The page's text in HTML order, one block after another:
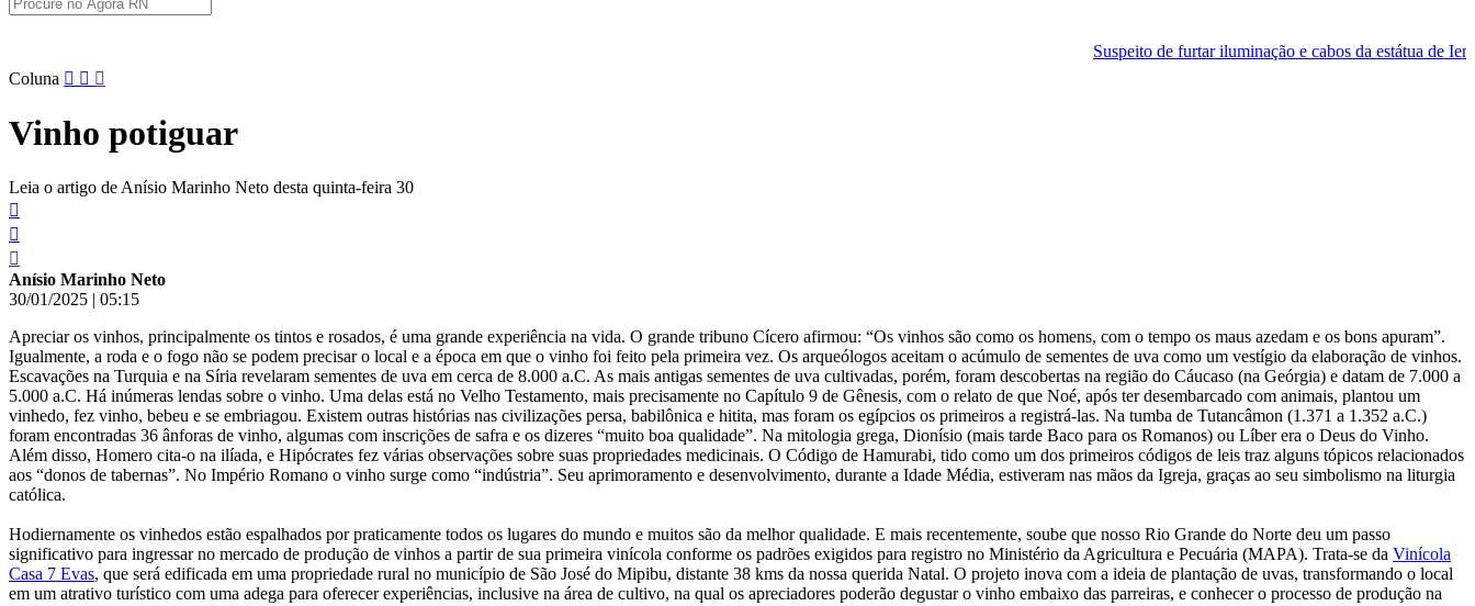
Suspeito de furtar iluminação e cabos da estátua de Iemanjá é preso em
Pular
conteúdo
Coluna
Vinho potiguar
Leia o artigo de Anísio Marinho Neto desta quinta-feira 30
Anísio Marinho Neto
30/01/2025 | 05:15
Apreciar os vinhos, principalmente os tintos e rosados, é uma grande experiência na vida. O grande tribuno Cícero afirmou: “Os vinhos são como os homens, com o tempo os maus azedam e os bons apuram”.
Igualmente, a roda e o fogo não se podem precisar o local e a época em que o vinho foi feito pela primeira vez. Os arqueólogos aceitam o acúmulo de sementes de uva como um vestígio da elaboração de vinhos.
Escavações na Turquia e na Síria revelaram sementes de uva em cerca de 8.000 a.C. As mais antigas sementes de uva cultivadas, porém, foram descobertas na região do Cáucaso (na Geórgia) e datam de 7.000 a
5.000 a.C. Há inúmeras lendas sobre o vinho. Uma delas está no Velho Testamento, mais precisamente no Capítulo 9 de Gênesis, com o relato de que Noé, após ter desembarcado com animais, plantou um
vinhedo, fez vinho, bebeu e se embriagou. Existem outras histórias nas civilizações persa, babilônica e hitita, mas foram os egípcios os primeiros a registrá-las. Na tumba de Tutancâmon (1.371 a 1.352 a.C.)
foram encontradas 36 ânforas de vinho, algumas com inscrições de safra e os dizeres “muito boa qualidade”. Na mitologia grega, Dionísio (mais tarde Baco para os Romanos) ou Líber era o Deus do Vinho.
Além disso, Homero cita-o na ilíada, e Hipócrates fez várias observações sobre suas propriedades medicinais. O Código de Hamurabi, tido como um dos primeiros códigos de leis traz alguns tópicos relacionados
aos “donos de tabernas”. No Império Romano o vinho surge como “indústria”. Seu aprimoramento e desenvolvimento, durante a Idade Média, estiveram nas mãos da Igreja, graças ao seu simbolismo na liturgia
católica.
Hodiernamente os vinhedos estão espalhados por praticamente todos os lugares do mundo e muitos são da melhor qualidade. E mais recentemente, soube que nosso Rio Grande do Norte deu um passo
significativo para ingressar no mercado de produção de vinhos a partir de sua primeira vinícola conforme os padrões exigidos para registro no Ministério da Agricultura e Pecuária (MAPA). Trata-se da Vinícola
Casa 7 Evas, que será edificada em uma propriedade rural no município de São José do Mipibu, distante 38 kms da nossa querida Natal. O projeto inova com a ideia de plantação de uvas, transformando o local
em um atrativo turístico com uma adega para oferecer experiências, inclusive na área de cultivo, na qual os apreciadores poderão degustar o vinho embaixo das parreiras, e conhecer o processo de produção na